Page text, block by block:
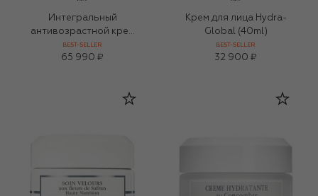
Интегральный
антивозрастной крем
Sisleya (50ml)
BEST-SELLER
65 990 ₽
Крем для лица Hydra-
Global (40ml)
BEST-SELLER
32 900 ₽